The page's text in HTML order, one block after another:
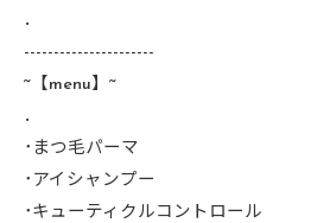
．
----------------------
~【menu】~
．
･まつ毛パーマ
･アイシャンプー
･キューティクルコントロール